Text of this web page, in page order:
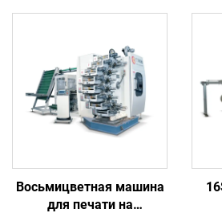
пластиковых
Восьмицветная машина
для печати на